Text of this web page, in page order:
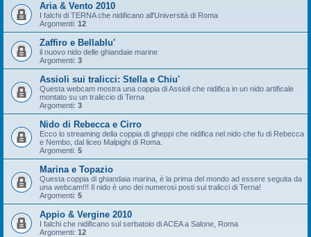
Aria & Vento 2010
I falchi di TERNA che nidificano all'Università di Roma
Argomenti: 12
Zaffiro e Bellablu'
il nuovo nido delle ghiandaie marine
Argomenti: 3
Assioli sui tralicci: Stella e Chiu'
Questa webcam mostra una coppia di Assioli che nidifica in un nido artificale
montato su un traliccio di Terna
Argomenti: 3
Nido di Rebecca e Cirro
Ecco lo streaming della coppia di gheppi che nidifica nel nido che fu di Rebecca
e Nembo, dal liceo Malpighi di Roma.
Argomenti: 5
Marina e Topazio
Questa coppia di ghiandaia marina, è la prima del mondo ad essere seguita da
una webcam!!! Il nido è uno dei numerosi posti sui tralicci di Terna!
Argomenti: 5
Appio & Vergine 2010
I falchi che nidificano sul serbatoio di ACEA a Salone, Roma
Argomenti: 12